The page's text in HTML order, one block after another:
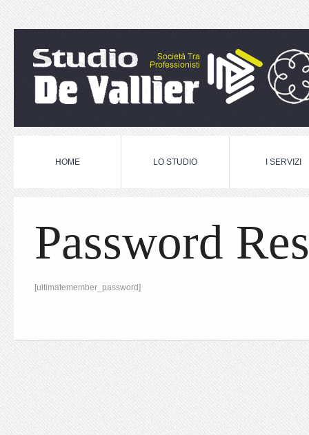
HOME LO STUDIO I SERVIZI
Password
[ultimatemember_password]